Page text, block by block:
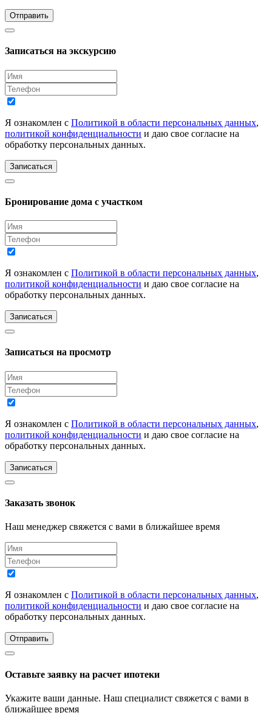
Отправить
Записаться на экскурсию
Я ознакомлен с Политикой в области персональных данных,
политикой конфиденциальности и даю свое согласие на
обработку персональных данных.
Записаться
Бронирование дома с участком
Я ознакомлен с Политикой в области персональных данных,
политикой конфиденциальности и даю свое согласие на
обработку персональных данных.
Записаться
Записаться на просмотр
Я ознакомлен с Политикой в области персональных данных,
политикой конфиденциальности и даю свое согласие на
обработку персональных данных.
Записаться
Заказать звонок
Наш менеджер свяжется с вами в ближайшее время
Я ознакомлен с Политикой в области персональных данных,
политикой конфиденциальности и даю свое согласие на
обработку персональных данных.
Отправить
Оставьте заявку на расчет ипотеки
Укажите ваши данные. Наш специалист свяжется с вами в
ближайшее время